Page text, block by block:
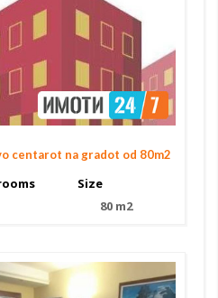
centarot na gradot od 80m2
Size
80 m2